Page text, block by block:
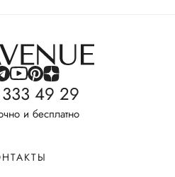
49 29
и бесплатно